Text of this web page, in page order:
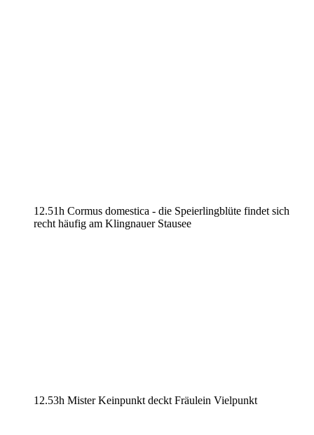
12.51h Cormus domestica - die Speierlingblüte findet sich
recht häufig am Klingnauer Stausee
12.53h Mister Keinpunkt deckt Fräulein Vielpunkt